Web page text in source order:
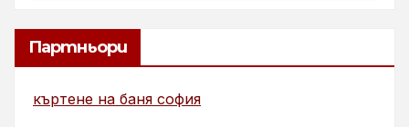
Партньори
къртене на баня софия